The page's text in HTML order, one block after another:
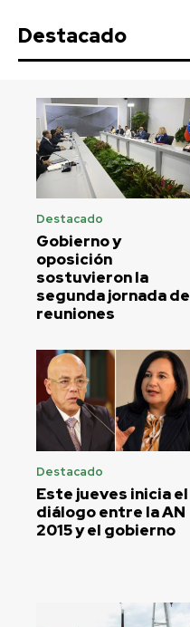
Destacado
Destacado
Gobierno y
oposición
sostuvieron la
segunda jornada de
reuniones
Destacado
Este jueves inicia el
diálogo entre la AN
2015 y el gobierno